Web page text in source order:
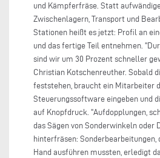
und Kämpferfräse. Statt
Zwischenlagern, Transport und
Stationen heißt es jetzt: Profil an
und das fertige Teil entnehmen.
sind wir um 30 Prozent schneller
Christian Kotschenreuther. Sobald
feststehen, braucht ein Mitarbeiter
Steuerungssoftware eingeben und
auf Knopfdruck. "Aufdopplungen,
das Sägen von Sonderwinkeln oder
hinterfräsen:
Hand ausführen mussten, erledigt